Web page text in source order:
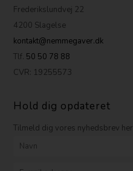
Frederikslundvej 22
4200 Slagelse
kontakt@nemmegaver.dk
Tlf. 50 50 78 88
CVR: 19255573
Hold dig opdateret
Tilmeld dig vores nyhedsbrev her